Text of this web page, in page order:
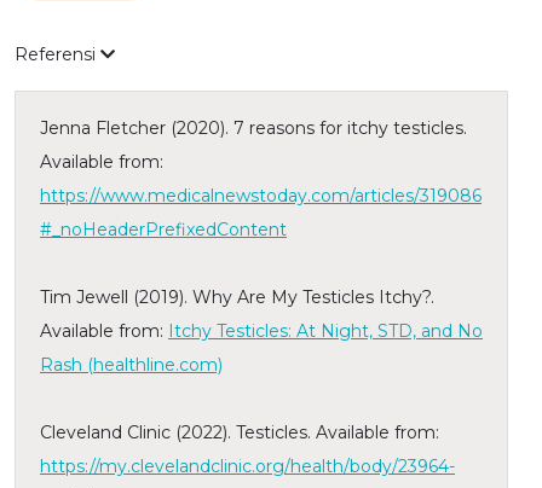
Referensi
Jenna Fletcher (2020). 7 reasons for itchy testicles.
Available from:
https://www.medicalnewstoday.com/articles/319086
#_noHeaderPrefixedContent
Tim Jewell (2019). Why Are My Testicles Itchy?.
Available from: Itchy Testicles: At Night, STD, and No
Rash (healthline.com)
Cleveland Clinic (2022). Testicles. Available from:
https://my.clevelandclinic.org/health/body/23964-